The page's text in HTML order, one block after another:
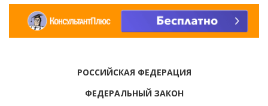
РОССИЙСКАЯ ФЕДЕРАЦИЯ
ФЕДЕРАЛЬНЫЙ ЗАКОН